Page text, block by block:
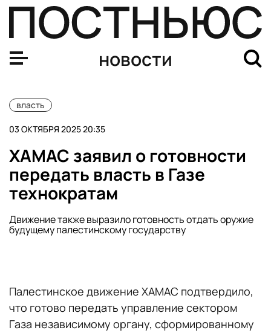
новости
власть
03 ОКТЯБРЯ 2025 20:35
ХАМАС заявил о готовности
передать власть в Газе
технократам
Движение также выразило готовность отдать оружие
будущему палестинскому государству
Палестинское движение ХАМАС подтвердило,
что готово передать управление сектором
Газа независимому органу, сформированному
Политолог Матюшенков: Путин развеял надежды на